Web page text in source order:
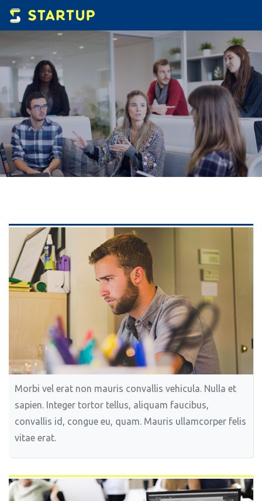
Morbi vel erat non mauris convallis vehicula. Nulla et
sapien. Integer tortor tellus, aliquam faucibus,
convallis id, congue eu, quam. Mauris ullamcorper felis
vitae erat.